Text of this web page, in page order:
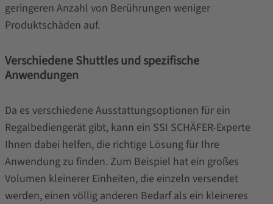
geringeren Anzahl von Berührungen weniger
Produktschäden auf.
Verschiedene Shuttles und spezifische
Anwendungen
Da es verschiedene Ausstattungsoptionen für ein
Regalbediengerät gibt, kann ein SSI SCHÄFER-Experte
Ihnen dabei helfen, die richtige Lösung für Ihre
Anwendung zu finden. Zum Beispiel hat ein großes
Volumen kleinerer Einheiten, die einzeln versendet
werden, einen völlig anderen Bedarf als ein kleineres